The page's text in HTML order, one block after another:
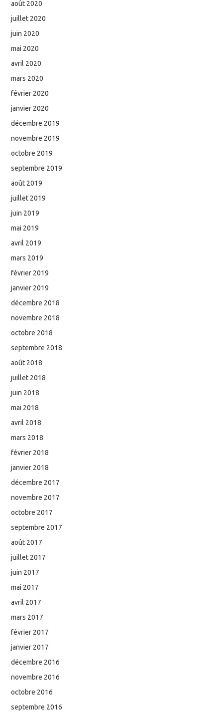
août 2020
juillet 2020
juin 2020
mai 2020
avril 2020
mars 2020
février 2020
janvier 2020
décembre 2019
novembre 2019
octobre 2019
septembre 2019
août 2019
juillet 2019
juin 2019
mai 2019
avril 2019
mars 2019
février 2019
janvier 2019
décembre 2018
novembre 2018
octobre 2018
septembre 2018
août 2018
juillet 2018
juin 2018
mai 2018
avril 2018
mars 2018
février 2018
janvier 2018
décembre 2017
novembre 2017
octobre 2017
septembre 2017
août 2017
juillet 2017
juin 2017
mai 2017
avril 2017
mars 2017
février 2017
janvier 2017
décembre 2016
novembre 2016
octobre 2016
septembre 2016